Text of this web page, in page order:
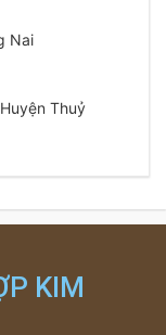
Nai
Thuỷ
KIM